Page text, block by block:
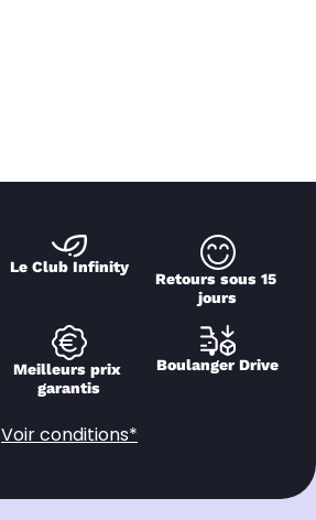
Le Club Infinity
Retours sous 15
jours
Meilleurs prix
garantis
Boulanger Drive
Voir conditions*